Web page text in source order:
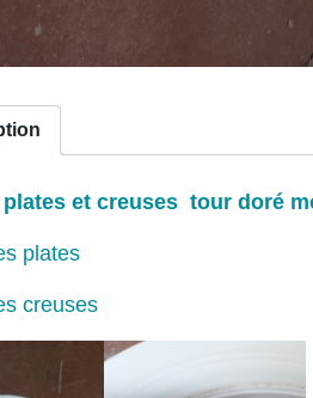
et creuses tour doré
plates
creuses